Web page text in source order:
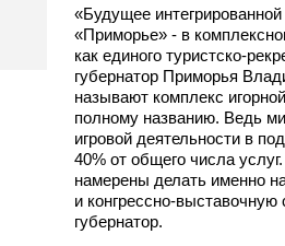
«Будущее
«Приморье» - в
как единого туристско-
губернатор Приморья
называют комплекс
полному названию. Ведь
игровой деятельности в
40% от общего числа
намерены делать именно
и конгрессно-
губернатор.